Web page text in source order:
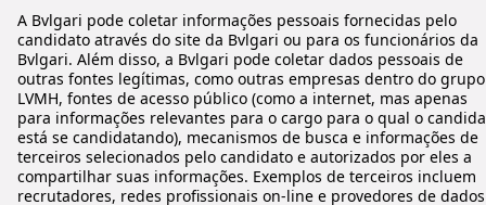
A Bvlgari pode coletar informações pessoais fornecidas pelo
candidato através do site da Bvlgari ou para os funcionários da
Bvlgari. Além disso, a Bvlgari pode coletar dados pessoais de
outras fontes legítimas, como outras empresas dentro do grupo
LVMH, fontes de acesso público (como a internet, mas apenas
para informações relevantes para o cargo para o qual o
está se candidatando), mecanismos de busca e informações de
terceiros selecionados pelo candidato e autorizados por eles a
compartilhar suas informações. Exemplos de terceiros incluem
recrutadores, redes profissionais on-line e provedores de dados